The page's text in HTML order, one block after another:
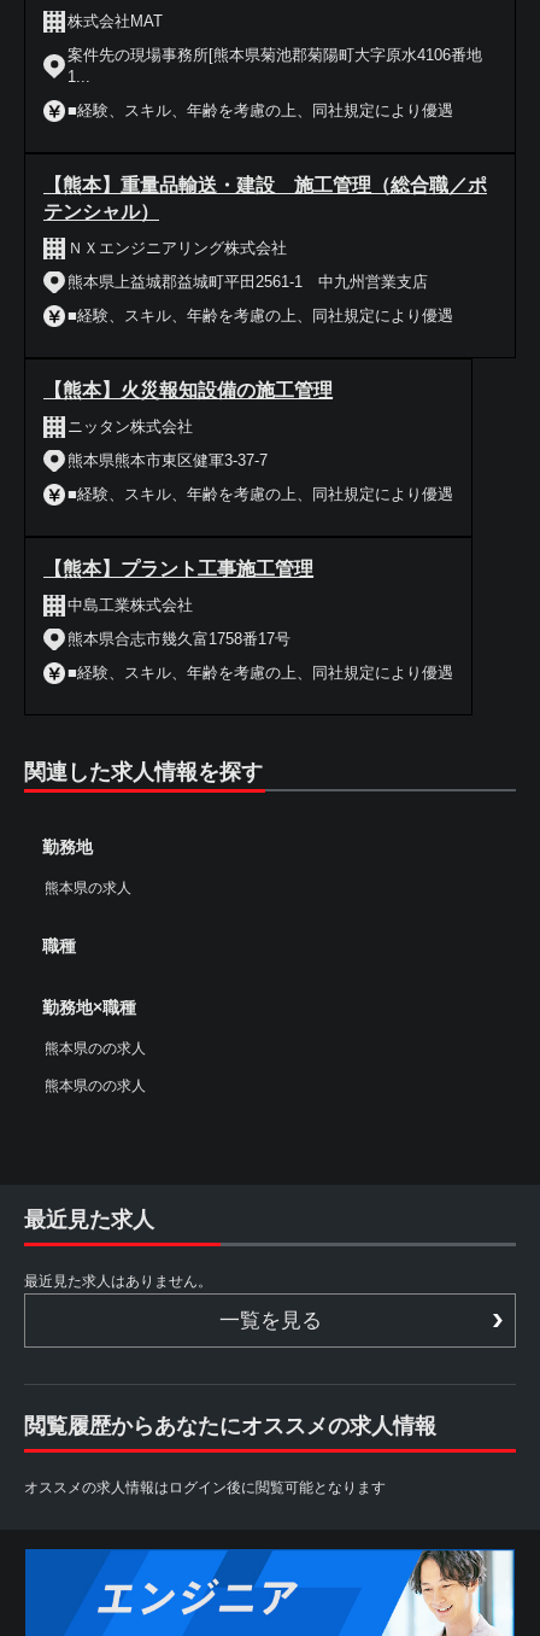
株式会社MAT
案件先の現場事務所[熊本県菊池郡菊陽町大字原水4106番地
1...
■経験、スキル、年齢を考慮の上、同社規定により優遇
【熊本】重量品輸送・建設 施工管理（総合職／ポ
テンシャル）
ＮＸエンジニアリング株式会社
熊本県上益城郡益城町平田2561-1 中九州営業支店
■経験、スキル、年齢を考慮の上、同社規定により優遇
【熊本】火災報知設備の施工管理
ニッタン株式会社
熊本県熊本市東区健軍3-37-7
■経験、スキル、年齢を考慮の上、同社規定により優遇
【熊本】プラント工事施工管理
中島工業株式会社
熊本県合志市幾久富1758番17号
■経験、スキル、年齢を考慮の上、同社規定により優遇
関連した求人情報を探す
勤務地
熊本県の求人
職種
勤務地×職種
熊本県のの求人
熊本県のの求人
最近見た求人
最近見た求人はありません。
一覧を見る
閲覧履歴からあなたにオススメの求人情報
オススメの求人情報はログイン後に閲覧可能となります